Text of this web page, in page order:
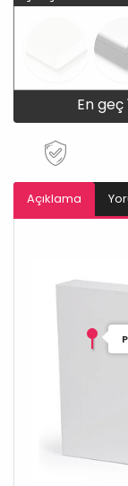
En geç
Açıklama